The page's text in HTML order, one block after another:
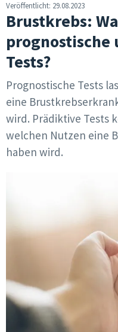
Veröffentlicht: 29.08.2023
Brustkrebs:
Tests?
Prognostische Tests
eine
wird. Prädiktive Tests
welchen Nutzen eine
haben wird.